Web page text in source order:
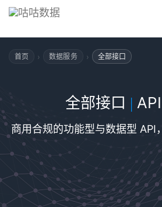
首页 › 数据服务 › 全部接口
全部接口 |
商用合规的功能型与数据型 API